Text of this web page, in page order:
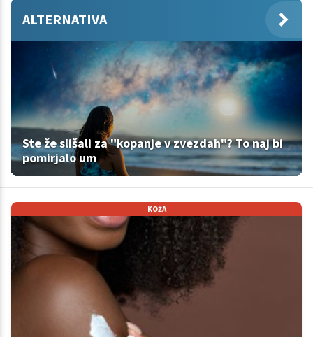
ALTERNATIVA
Ste že slišali za "kopanje v zvezdah"? To naj bi
pomirjalo um
KOŽA